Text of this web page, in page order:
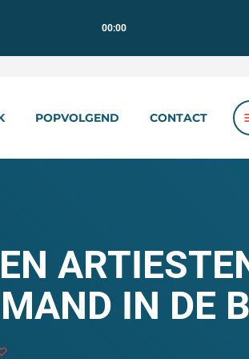
00:00
POPVOLGEND CONTACT
IN DE